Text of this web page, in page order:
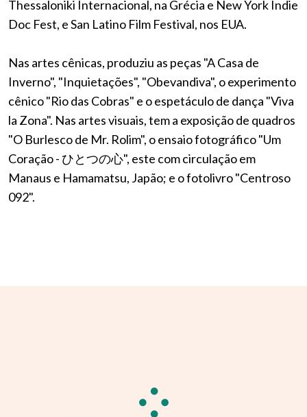
Thessaloniki Internacional, na Grécia e New York Indie
Doc Fest, e San Latino Film Festival, nos EUA.
Nas artes cênicas, produziu as peças "A Casa de
Inverno", "Inquietações", "Obevandiva", o experimento
cênico "Rio das Cobras" e o espetáculo de dança "Viva
la Zona". Nas artes visuais, tem a exposição de quadros
"O Burlesco de Mr. Rolim", o ensaio fotográfico "Um
Coração - ひとつの心", este com circulação em
Manaus e Hamamatsu, Japão; e o fotolivro "Centroso
092".